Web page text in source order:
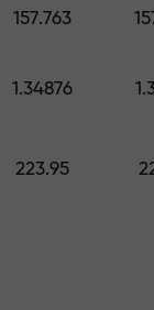
157.763
1.34876
223.95